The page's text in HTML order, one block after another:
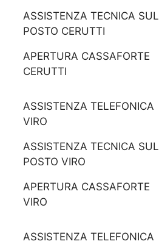
ASSISTENZA TECNICA SUL
POSTO CERUTTI
APERTURA CASSAFORTE
CERUTTI
ASSISTENZA TELEFONICA
VIRO
ASSISTENZA TECNICA SUL
POSTO VIRO
APERTURA CASSAFORTE
VIRO
ASSISTENZA TELEFONICA